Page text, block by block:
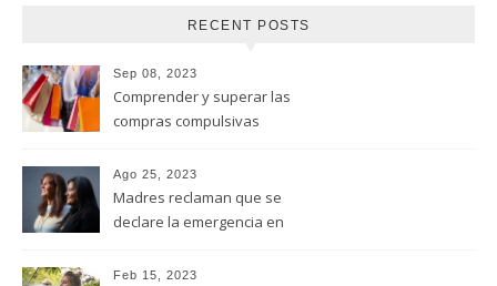
RECENT POSTS
Sep 08, 2023
Comprender y superar las
compras compulsivas
Ago 25, 2023
Madres reclaman que se
declare la emergencia en
Feb 15, 2023